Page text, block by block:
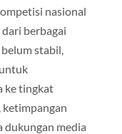
nasional
berbagai
stabil,
ke tingkat
ketimpangan
dukungan media